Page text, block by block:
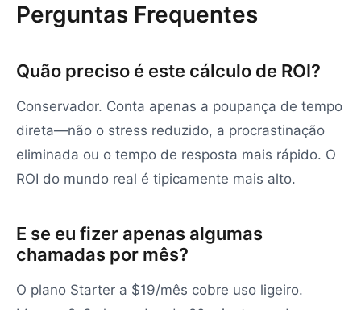
Perguntas Frequentes
Quão preciso é este cálculo de ROI?
Conservador. Conta apenas a poupança de tempo
direta—não o stress reduzido, a procrastinação
eliminada ou o tempo de resposta mais rápido. O
ROI do mundo real é tipicamente mais alto.
E se eu fizer apenas algumas
chamadas por mês?
O plano Starter a $19/mês cobre uso ligeiro.